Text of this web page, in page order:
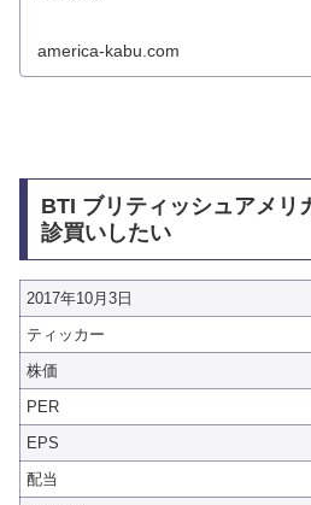
america-kabu.com
BTI ブリティッシュアメリ
診買いしたい
2017年10月3日
ティッカー
株価
PER
EPS
配当